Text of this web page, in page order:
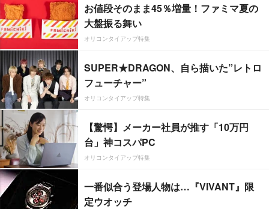
お値段そのまま45％増量！ファミマ夏の
大盤振る舞い
オリコンタイアップ特集
SUPER★DRAGON、自ら描いた”レトロ
フューチャー”
オリコンタイアップ特集
【驚愕】メーカー社員が推す「10万円
台」神コスパPC
オリコンタイアップ特集
一番似合う登場人物は…『VIVANT』限
定ウオッチ